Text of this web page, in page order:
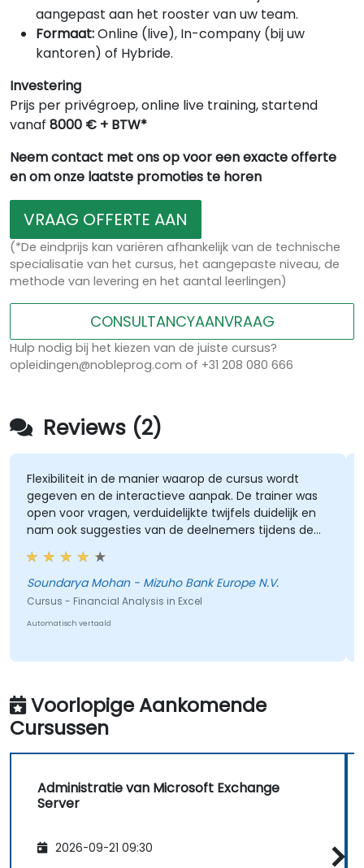
aangepast aan het rooster van uw team.
Formaat:Online (live), In-company (bij uw
kantoren) of Hybride.
Investering
Prijs per privégroep, online live training, startend
vanaf 8000 € + BTW*
Neem contact met ons op voor een exacte offerte
en om onze laatste promoties te horen
VRAAG OFFERTE AAN
(*De eindprijs kan variëren afhankelijk van de technische
specialisatie van het cursus, het aangepaste niveau, de
methode van levering en het aantal leerlingen)
CONSULTANCYAANVRAAG
Hulp nodig bij het kiezen van de juiste cursus?
opleidingen@nobleprog.com of +31 208 080 666
Reviews (2)
Flexibiliteit in de manier waarop de cursus wordt
gegeven en de interactieve aanpak. De trainer was
open voor vragen, verduidelijkte twijfels duidelijk en
nam ook suggesties van de deelnemers tijdens de
sessies in overweging. De training was goed
gestructureerd en informatief.
Soundarya Mohan - Mizuho Bank Europe N.V.
Cursus - Financial Analysis in Excel
Automatisch vertaald
Voorlopige Aankomende
Cursussen
Administratie van Microsoft Exchange
Server
2026-09-21 09:30